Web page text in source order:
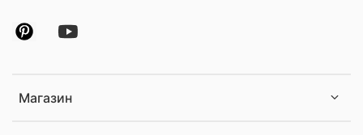
Магазин